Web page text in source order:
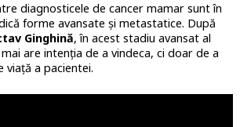
diagnosticele de cancer mamar sunt în
forme avansate și metastatice. După
Ginghină, în acest stadiu avansat al
are intenția de a vindeca, ci doar de a
viață a pacientei.